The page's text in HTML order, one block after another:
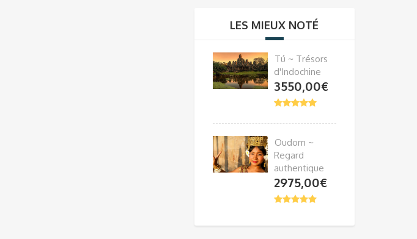
LES MIEUX NOTÉ
Tú ~ Trésors
d'Indochine
3550,00€
Oudom ~
Regard
authentique
2975,00€